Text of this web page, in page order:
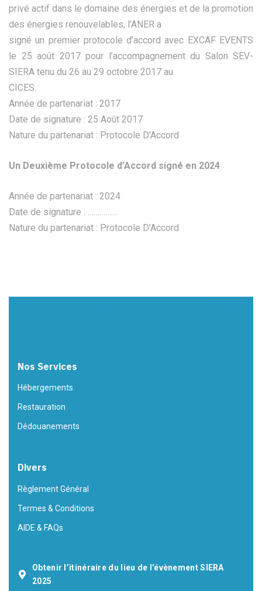
privé actif dans le domaine des énergies et de la promotion
des énergies renouvelables, l’ANER a
signé un premier protocole d’accord avec EXCAF EVENTS
le 25 août 2017 pour l’accompagnement du Salon SEV-
SIERA tenu du 26 au 29 octobre 2017 au
CICES.
Année de partenariat : 2017
Date de signature : 25 Août 2017
Nature du partenariat : Protocole D’Accord
Un Deuxième Protocole d’Accord signé en 2024
Année de partenariat : 2024
Date de signature : ……………
Nature du partenariat : Protocole D’Accord
Nos Services
Hébergements
Restauration
Dédouanements
Divers
Règlement Général
Termes & Conditions
AIDE & FAQs
Obtenir l’itinéraire du lieu de l'évènement SIERA
2025